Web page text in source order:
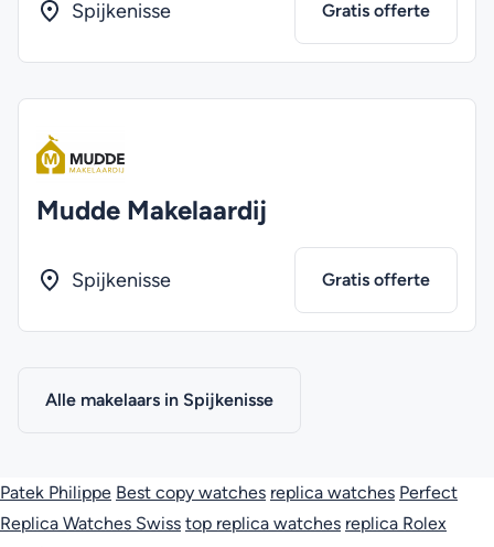
Spijkenisse Gratis offerte
Mudde Makelaardij
Spijkenisse Gratis offerte
Alle makelaars in Spijkenisse
Patek Philippe Best copy watches replica watches Perfect
Replica Watches Swiss top replica watches replica Rolex